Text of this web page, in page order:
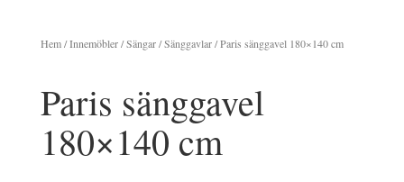
Hem/Innemöbler/Sängar/Sänggavlar/ Paris sänggavel 180×140 cm
Paris sänggavel
180×140 cm